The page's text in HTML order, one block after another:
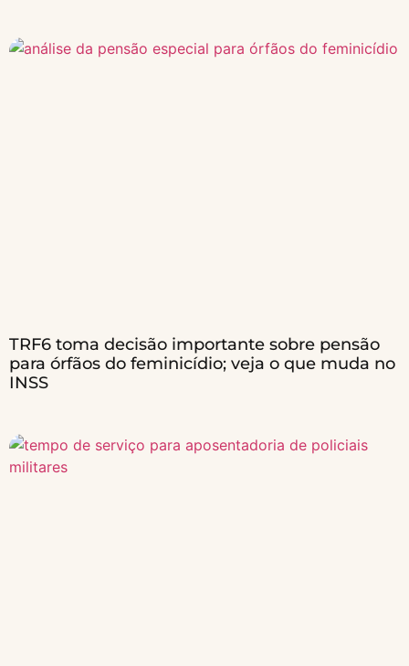
TRF6 toma decisão importante sobre pensão
para órfãos do feminicídio; veja o que muda no
INSS